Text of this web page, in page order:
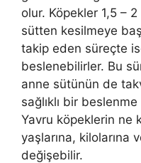
olur. Köpekler 1,5 –
sütten kesilmeye
takip eden süreçte
beslenebilirler. Bu
anne sütünün de
sağlıklı bir
Yavru köpeklerin ne
yaşlarına, kilolarına
değişebilir.